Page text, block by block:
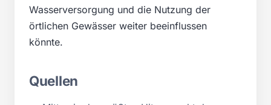
Wasserversorgung und die Nutzung der
örtlichen Gewässer weiter beeinflussen
könnte.
Quellen